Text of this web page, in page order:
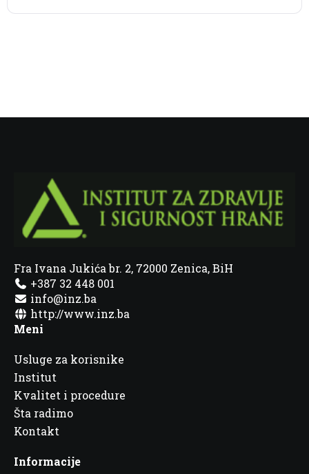
Fra Ivana Jukića br. 2, 72000 Zenica, BiH
+387 32 448 001
info@inz.ba
http://www.inz.ba
Meni
Usluge za korisnike
Institut
Kvalitet i procedure
Šta radimo
Kontakt
Informacije